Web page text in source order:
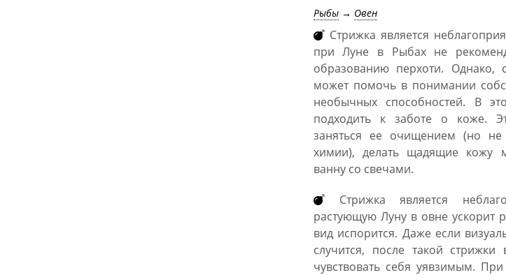
Рыбы→ Овен
Стрижка является
при Луне в Рыбах не
образованию перхоти. Однако,
может помочь в понимании
необычных способностей. В
подходить к заботе о коже.
заняться ее очищением (но не
химии), делать щадящие кожу
ванну со свечами.
Стрижка является
растующую Луну в овне ускорит
вид испорится. Даже если
случится, после такой
чувствовать себя уявзимым.